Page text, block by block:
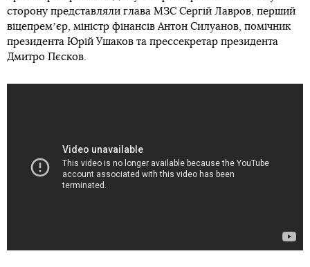
сторону представляли глава МЗС Сергій Лавров, перший
віцепремʼєр, міністр фінансів Антон Силуанов, помічник
президента Юрій Ушаков та прессекретар президента
Дмитро Пєсков.